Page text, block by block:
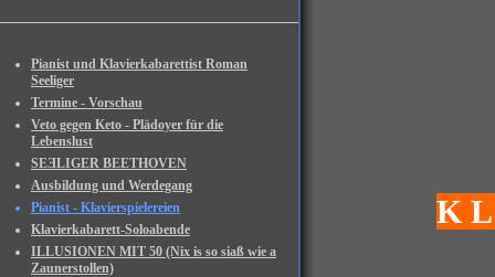
Pianist und Klavierkabarettist Roman
Seeliger
Termine - Vorschau
Veto gegen Keto - Plädoyer für die
Lebenslust
SEƎLIGER BEETHOVEN
Ausbildung und Werdegang
Pianist - Klavierspielereien
Klavierkabarett-Soloabende
ILLUSIONEN MIT 50 (Nix is so siaß wie a
Zaunerstollen)
K L